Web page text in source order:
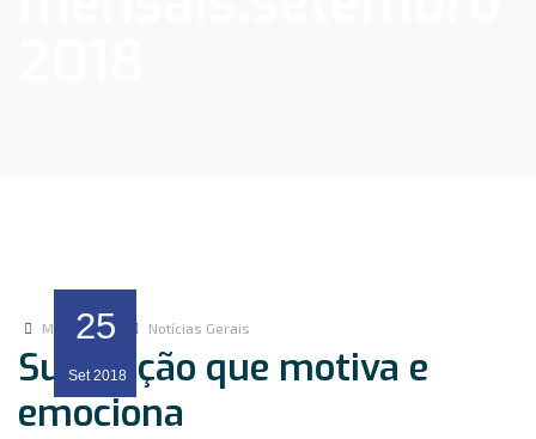
25
Set 2018
Marketing Notícias Gerais
Superação que motiva e
emociona